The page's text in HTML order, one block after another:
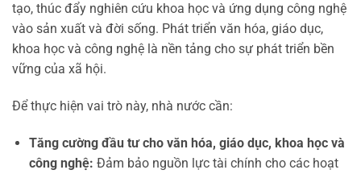
tạo, thúc đẩy nghiên cứu khoa học và ứng dụng công nghệ
vào sản xuất và đời sống. Phát triển văn hóa, giáo dục,
khoa học và công nghệ là nền tảng cho sự phát triển bền
vững của xã hội.
Để thực hiện vai trò này, nhà nước cần:
Tăng cường đầu tư cho văn hóa, giáo dục, khoa học và
công nghệ: Đảm bảo nguồn lực tài chính cho các hoạt